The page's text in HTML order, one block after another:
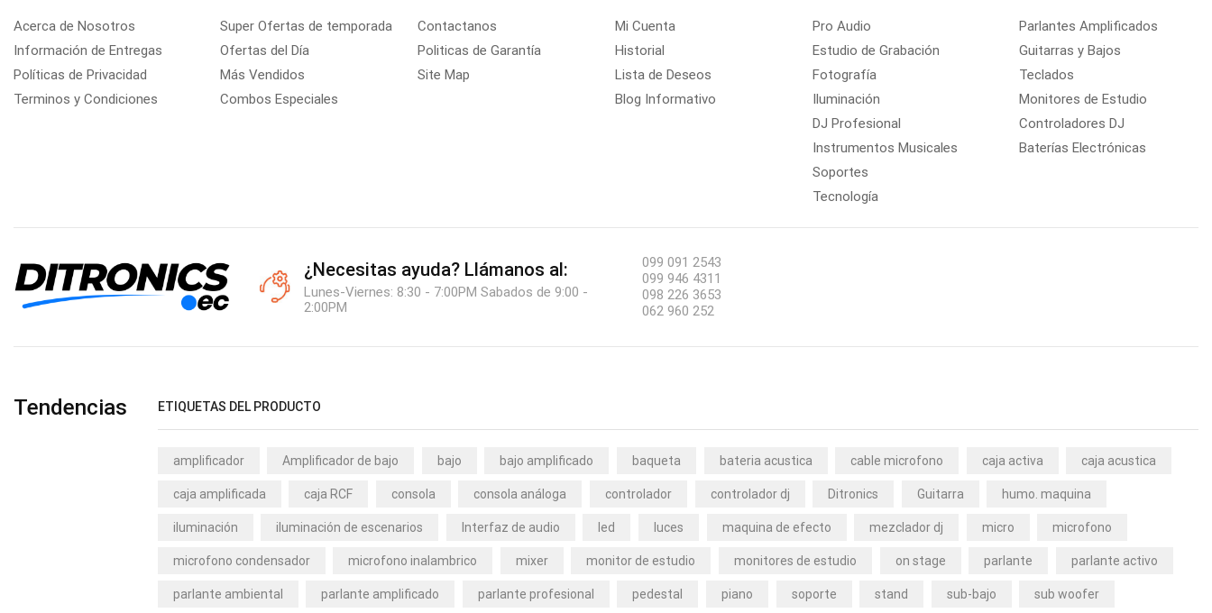
Acerca de Nosotros
Información de Entregas
Políticas de Privacidad
Terminos y Condiciones
Super Ofertas de temporada
Ofertas del Día
Más Vendidos
Combos Especiales
Contactanos
Politicas de Garantía
Site Map
Mi Cuenta
Historial
Lista de Deseos
Blog Informativo
Pro Audio
Estudio de Grabación
Fotografía
Iluminación
DJ Profesional
Instrumentos Musicales
Soportes
Tecnología
Parlantes Amplificados
Guitarras y Bajos
Teclados
Monitores de Estudio
Controladores DJ
Baterías Electrónicas
¿Necesitas ayuda? Llámanos al:
Lunes-Viernes: 8:30 - 7:00PM Sabados de 9:00 -
2:00PM
099 091 2543
099 946 4311
098 226 3653
062 960 252
Tendencias ETIQUETAS DEL PRODUCTO
amplificador Amplificador de bajo bajo bajo amplificado baqueta bateria acustica cable microfono caja activa caja acustica
caja amplificada caja RCF consola consola análoga controlador controlador dj Ditronics Guitarra humo. maquina
iluminación iluminación de escenarios Interfaz de audio led luces maquina de efecto mezclador dj micro microfono
microfono condensador microfono inalambrico mixer monitor de estudio monitores de estudio on stage parlante parlante activo
parlante ambiental parlante amplificado parlante profesional pedestal piano soporte stand sub-bajo sub woofer